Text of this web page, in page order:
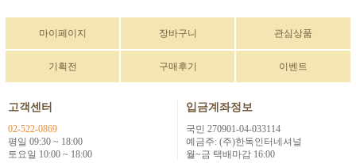
마이페이지 장바구니 관심상품
기획전 구매후기 이벤트
고객센터
02-522-0869
평일 09:30 ~ 18:00
토요일 10:00 ~ 18:00
입금계좌정보
국민 270901-04-033114
예금주: (주)한독인터네셔널
월~금 택배마감 16:00